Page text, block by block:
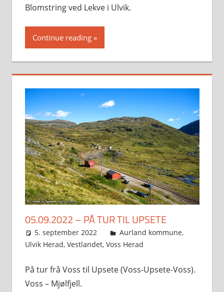
Blomstring ved Lekve i Ulvik.
Continue reading
05.09.2022 – PÅ TUR TIL UPSETE
5. september 2022 Svein
Aurland kommune,
Ulvik Herad, Vestlandet, Voss Herad
På tur frå Voss til Upsete (Voss-Upsete-Voss).
Voss – Mjølfjell.